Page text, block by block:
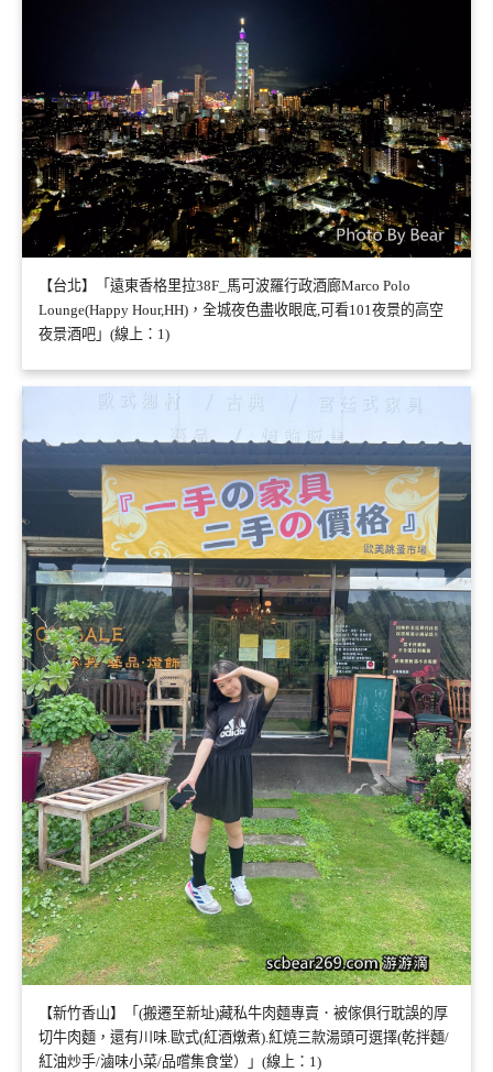
【台北】「遠東香格里拉38F_馬可波羅行政酒廊Marco Polo
Lounge(Happy Hour,HH)，全城夜色盡收眼底,可看101夜景的高空
夜景酒吧」(線上：1)
【新竹香山】「(搬遷至新址)藏私牛肉麵專賣．被傢俱行耽誤的厚
切牛肉麵，還有川味.歐式(紅酒燉煮).紅燒三款湯頭可選擇(乾拌麵/
紅油炒手/滷味小菜/品嚐集食堂）」(線上：1)